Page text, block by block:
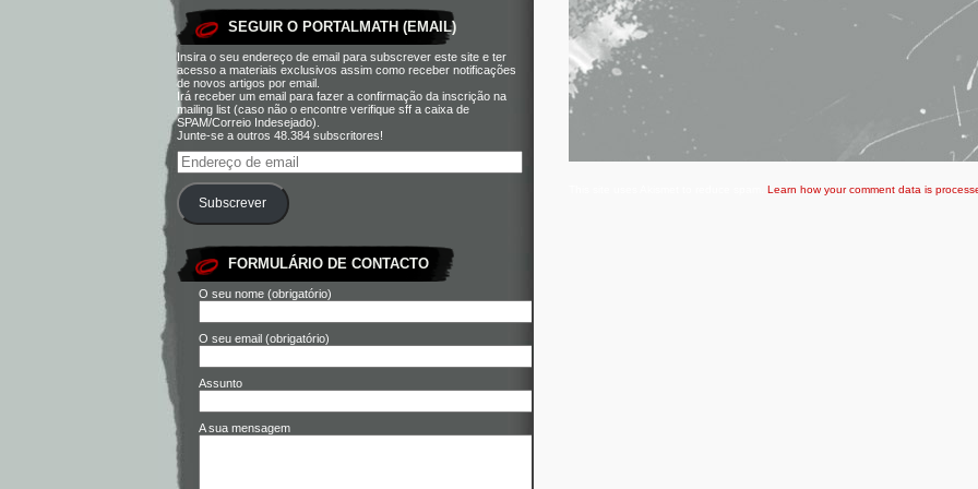
SEGUIR O PORTALMATH (EMAIL)
Insira o seu endereço de email para subscrever este site e ter
acesso a materiais exclusivos assim como receber notificações
de novos artigos por email.
Irá receber um email para fazer a confirmação da inscrição na
mailing list (caso não o encontre verifique sff a caixa de
SPAM/Correio Indesejado).
Junte-se a outros 48.384 subscritores!
Subscrever
FORMULÁRIO DE CONTACTO
O seu nome (obrigatório)
O seu email (obrigatório)
Assunto
A sua mensagem
Learn how your comment data is